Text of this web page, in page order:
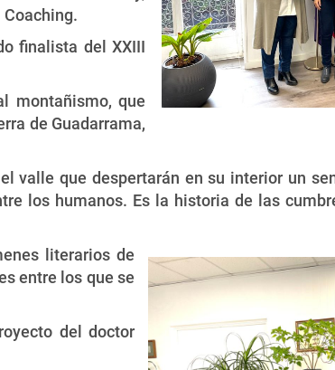
finalista del XXIII
montañismo, que
de Guadarrama,
valle que despertarán en su interior un
los humanos. Es la historia de las
literarios de
entre los que se
del doctor